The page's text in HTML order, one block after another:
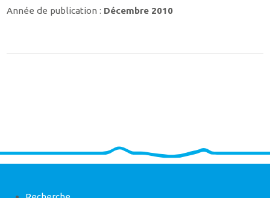
Année de publication : Décembre 2010